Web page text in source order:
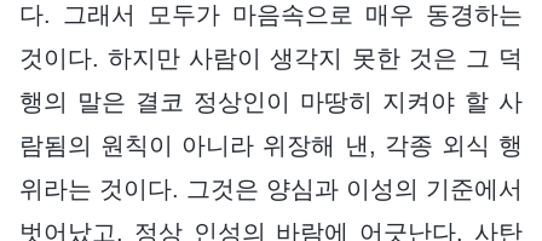
다. 그래서 모두가 마음속으로 매우 동경하는
것이다. 하지만 사람이 생각지 못한 것은 그 덕
행의 말은 결코 정상인이 마땅히 지켜야 할 사
람됨의 원칙이 아니라 위장해 낸, 각종 외식 행
위라는 것이다. 그것은 양심과 이성의 기준에서
벗어났고, 정상 인성의 바람에 어긋난다. 사탄